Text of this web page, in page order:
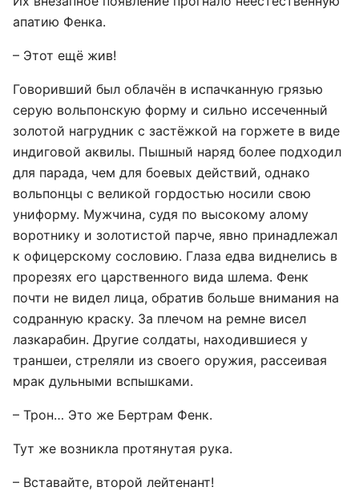
апатию Фенка.
– Этот ещё жив!
Говоривший был облачён в испачканную грязью
серую вольпонскую форму и сильно иссеченный
золотой нагрудник с застёжкой на горжете в виде
индиговой аквилы. Пышный наряд более подходил
для парада, чем для боевых действий, однако
вольпонцы с великой гордостью носили свою
униформу. Мужчина, судя по высокому алому
воротнику и золотистой парче, явно принадлежал
к офицерскому сословию. Глаза едва виднелись в
прорезях его царственного вида шлема. Фенк
почти не видел лица, обратив больше внимания на
содранную краску. За плечом на ремне висел
лазкарабин. Другие солдаты, находившиеся у
траншеи, стреляли из своего оружия, рассеивая
мрак дульными вспышками.
– Трон… Это же Бертрам Фенк.
Тут же возникла протянутая рука.
– Вставайте, второй лейтенант!